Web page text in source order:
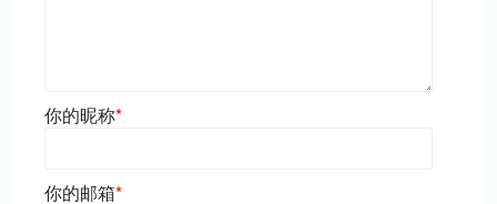
你的昵称*
你的邮箱*